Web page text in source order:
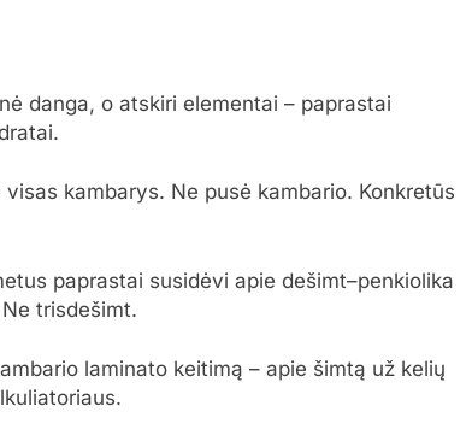
danga, o atskiri elementai – paprastai
kambarys. Ne pusė kambario. Konkretūs
paprastai susidėvi apie dešimt–penkiolika
trisdešimt.
laminato keitimą – apie šimtą už kelių